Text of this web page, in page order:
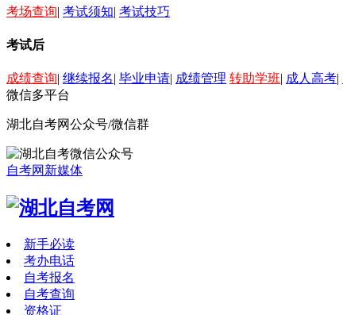
考场查询| 考试须知| 考试技巧
考试后
成绩查询| 继续报名| 毕业申请| 成绩管理 转助学班| 成人高考|
微信多平台
湖北自考网公众号/微信群
自考网新媒体
新手必读
考办电话
自考报名
自考查询
资格证